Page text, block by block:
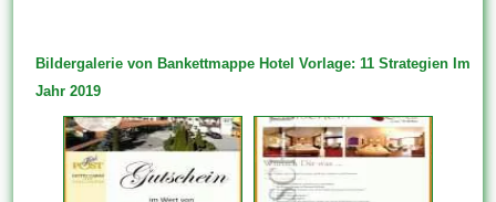
Bildergalerie von Bankettmappe Hotel Vorlage: 11 Strategien Im
Jahr 2019